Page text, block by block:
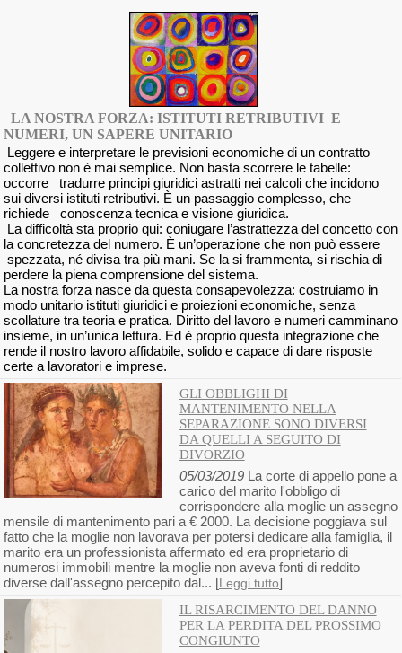
LA NOSTRA FORZA: ISTITUTI RETRIBUTIVI E
NUMERI, UN SAPERE UNITARIO
Leggere e interpretare le previsioni economiche di un contratto
collettivo non è mai semplice. Non basta scorrere le tabelle:
occorre tradurre principi giuridici astratti nei calcoli che incidono
sui diversi istituti retributivi. È un passaggio complesso, che
richiede conoscenza tecnica e visione giuridica.
La difficoltà sta proprio qui: coniugare l’astrattezza del concetto con
la concretezza del numero. È un’operazione che non può essere
spezzata, né divisa tra più mani. Se la si frammenta, si rischia di
perdere la piena comprensione del sistema.
La nostra forza nasce da questa consapevolezza: costruiamo in
modo unitario istituti giuridici e proiezioni economiche, senza
scollature tra teoria e pratica. Diritto del lavoro e numeri camminano
insieme, in un’unica lettura. Ed è proprio questa integrazione che
rende il nostro lavoro affidabile, solido e capace di dare risposte
certe a lavoratori e imprese.
GLI OBBLIGHI DI
MANTENIMENTO NELLA
SEPARAZIONE SONO DIVERSI
DA QUELLI A SEGUITO DI
DIVORZIO
05/03/2019La corte di appello pone a
carico del marito l'obbligo di
corrispondere alla moglie un assegno
mensile di mantenimento pari a € 2000. La decisione poggiava sul
fatto che la moglie non lavorava per potersi dedicare alla famiglia, il
marito era un professionista affermato ed era proprietario di
numerosi immobili mentre la moglie non aveva fonti di reddito
diverse dall'assegno percepito dal... [Leggi tutto]
IL RISARCIMENTO DEL DANNO
PER LA PERDITA DEL PROSSIMO
CONGIUNTO